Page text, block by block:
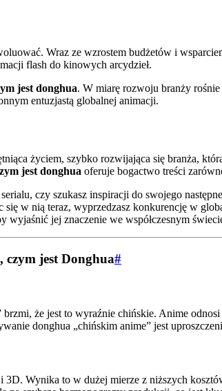
Wraz ze wzrostem budżetów i
flash do kinowych arcydzieł.
jest donghua. W miarę rozwoju branży
entuzjastą globalnej animacji.
życiem, szybko rozwijająca się branża,
jest donghua oferuje bogactwo treści
czy szukasz inspiracji do swojego
się w nią teraz, wyprzedzasz konkurencję w
wyjaśnić jej znaczenie we współczesnym
czym jest Donghua#
brzmi, że jest to wyraźnie chińskie. Anime
donghua „chińskim anime” jest
3D. Wynika to w dużej mierze z niższych